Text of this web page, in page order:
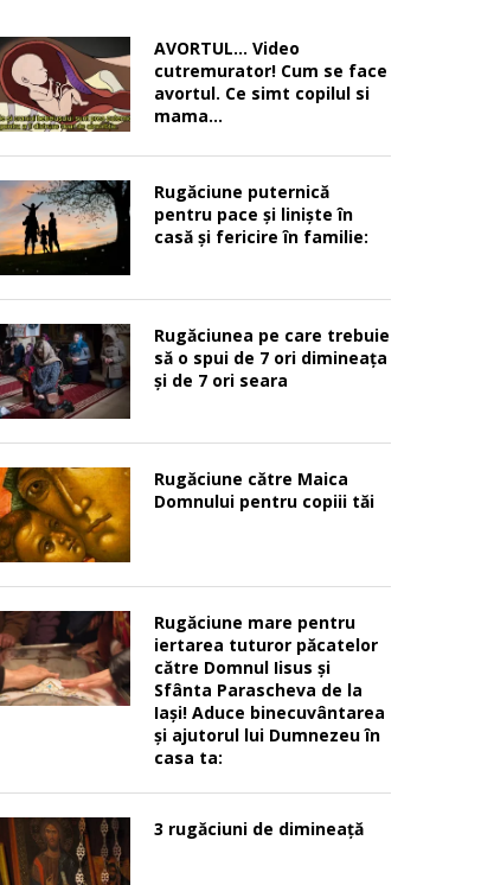
AVORTUL… Video
cutremurator! Cum se face
avortul. Ce simt copilul si
mama…
Rugăciune puternică
pentru pace şi linişte în
casă şi fericire în familie:
Rugăciunea pe care trebuie
să o spui de 7 ori dimineața
și de 7 ori seara
Rugăciune către Maica
Domnului pentru copiii tăi
Rugăciune mare pentru
iertarea tuturor păcatelor
către Domnul Iisus şi
Sfânta Parascheva de la
Iaşi! Aduce binecuvântarea
şi ajutorul lui Dumnezeu în
casa ta:
3 rugăciuni de dimineață